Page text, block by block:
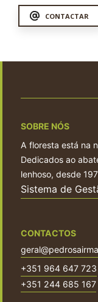
CONTACTAR
SOBRE NÓS
A floresta está na
Dedicados ao
lenhoso, desde
Sistema de
CONTACTOS
+351 964 647 723
+351 244 685 167